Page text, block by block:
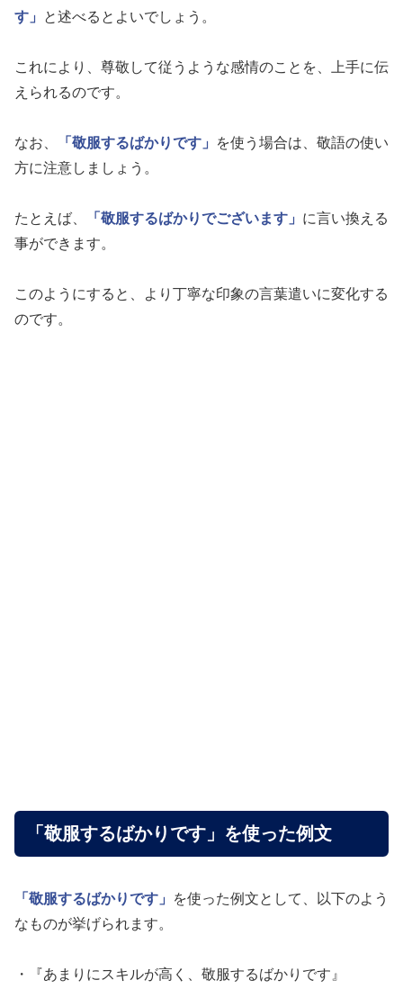
す」
と述べるとよいでしょう。
これにより、尊敬して従うような感情のことを、上手に伝
えられるのです。
なお、 「敬服するばかりです」
を使う場合は、敬語の使い
方に注意しましょう。
たとえば、 「敬服するばかりでございます」 に言い換える
事ができます。
このようにすると、より丁寧な印象の言葉遣いに変化する
のです。
「敬服するばかりです」を使った例文
「敬服するばかりです」
を使った例文として、以下のよう
なものが挙げられます。
・『あまりにスキルが高く、敬服するばかりです』